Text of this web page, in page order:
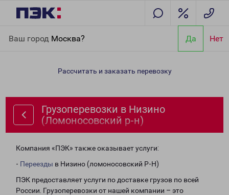
Ваш город Москва? Да Нет
(Ломоносовский р-н)
Рассчитать и заказать перевозку
Грузоперевозки в Низино
(Ломоносовский р-н)
Компания «ПЭК» также оказывает услуги:
- Переезды в Низино (ломоносовский Р-Н)
ПЭК предоставляет услуги по доставке грузов по всей
России. Грузоперевозки от нашей компании – это